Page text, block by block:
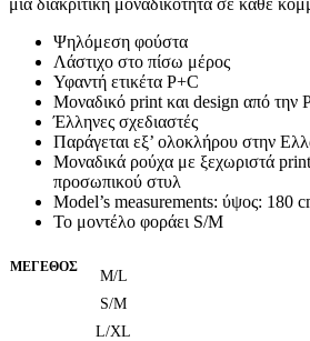
μια διακριτική μοναδικότητα σε κάθε
Ψηλόμεση φούστα
Λάστιχο στο πίσω μέρος
Υφαντή ετικέτα P+C
Μοναδικό print και design από την
Έλληνες σχεδιαστές
Παράγεται εξ’ ολοκλήρου στην
Μοναδικά ρούχα με ξεχωριστά
προσωπικού στυλ
Model’s measurements: ύψος: 180
Το μοντέλο φοράει S/M
ΜΈΓΕΘΟΣ
M/L
S/M
L/XL